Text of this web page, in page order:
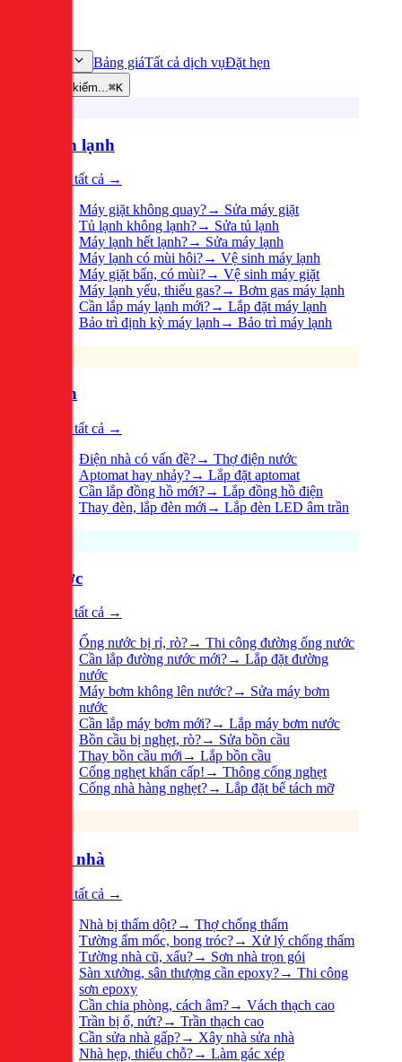
Bảng giáTất cả dịch vụĐặt hẹn
Tìm kiếm...⌘K
Điện lạnh
Xem tất cả →
Máy giặt không quay?→ Sửa máy giặt
Tủ lạnh không lạnh?→ Sửa tủ lạnh
Máy lạnh hết lạnh?→ Sửa máy lạnh
Máy lạnh có mùi hôi?→ Vệ sinh máy lạnh
Máy giặt bẩn, có mùi?→ Vệ sinh máy giặt
Máy lạnh yếu, thiếu gas?→ Bơm gas máy lạnh
Cần lắp máy lạnh mới?→ Lắp đặt máy lạnh
Bảo trì định kỳ máy lạnh→ Bảo trì máy lạnh
Điện
Xem tất cả →
Điện nhà có vấn đề?→ Thợ điện nước
Aptomat hay nhảy?→ Lắp đặt aptomat
Cần lắp đồng hồ mới?→ Lắp đồng hồ điện
Thay đèn, lắp đèn mới → Lắp đèn LED âm trần
Nước
Xem tất cả →
Ống nước bị rỉ, rò?→ Thi công đường ống nước
Cần lắp đường nước mới?→ Lắp đặt đường
nước
Máy bơm không lên nước?→ Sửa máy bơm
nước
Cần lắp máy bơm mới?→ Lắp máy bơm nước
Bồn cầu bị nghẹt, rò?→ Sửa bồn cầu
Thay bồn cầu mới → Lắp bồn cầu
Cống nghẹt khẩn cấp! → Thông cống nghẹt
Cống nhà hàng nghẹt?→ Lắp đặt bể tách mỡ
Sửa nhà
Xem tất cả →
Nhà bị thấm dột?→ Thợ chống thấm
Tường ẩm mốc, bong tróc?→ Xử lý chống thấm
Tường nhà cũ, xấu?→ Sơn nhà trọn gói
Sàn xưởng, sân thượng cần epoxy?→ Thi công
sơn epoxy
Cần chia phòng, cách âm?→ Vách thạch cao
Trần bị ố, nứt?→ Trần thạch cao
Cần sửa nhà gấp?→ Xây nhà sửa nhà
Nhà hẹp, thiếu chỗ?→ Làm gác xép